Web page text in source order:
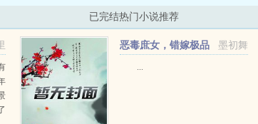
已完结热门小说推荐
墨初舞
恶毒庶女，错嫁极品
...